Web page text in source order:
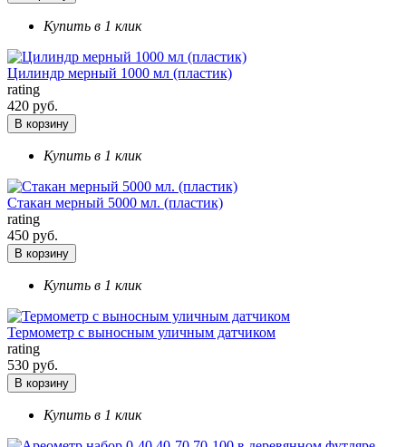
Купить в 1 клик
Цилиндр мерный 1000 мл (пластик)
rating
420 руб.
В корзину
Купить в 1 клик
Стакан мерный 5000 мл. (пластик)
rating
450 руб.
В корзину
Купить в 1 клик
Термометр с выносным уличным датчиком
rating
530 руб.
В корзину
Купить в 1 клик